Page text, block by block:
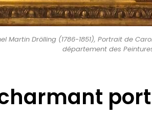
Martin Drölling (1786-1851), Portrait de
département des